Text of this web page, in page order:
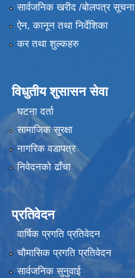
सार्वजनिक खरीद /बोलपत्र सूचना
ऐन, कानून तथा निर्देशिका
कर तथा शुल्कहरु
विधुतीय शुसासन सेवा
घटना दर्ता
सामाजिक सुरक्षा
नागरिक वडापत्र
निवेदनको ढाँचा
प्रतिवेदन
वार्षिक प्रगति प्रतिवेदन
चौमासिक प्रगति प्रतिवेदन
सार्वजनिक सुनुवाई